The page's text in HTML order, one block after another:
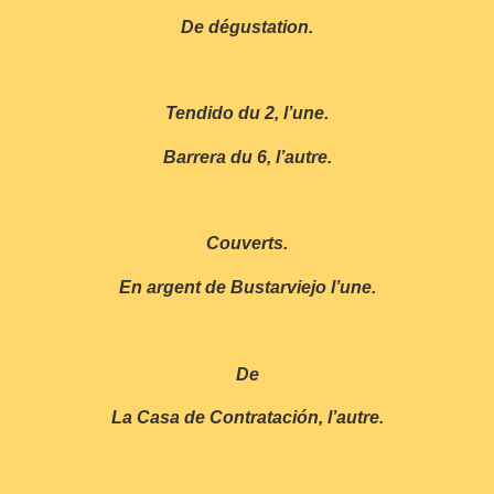
De dégustation.
Tendido du 2, l’une.
Barrera du 6, l’autre.
Couverts.
En argent de Bustarviejo l’une.
De
La Casa de Contratación, l’autre.